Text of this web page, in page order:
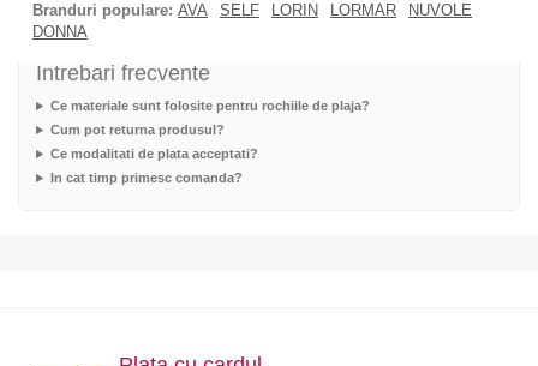
Branduri populare: AVA SELF LORIN LORMAR
NUVOLE
DONNA
Intrebari frecvente
Ce materiale sunt folosite pentru rochiile de plaja?
Cum pot returna produsul?
Ce modalitati de plata acceptati?
In cat timp primesc comanda?